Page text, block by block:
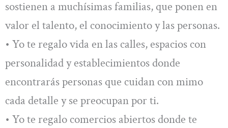
sostienen a muchísimas familias, que ponen en
valor el talento, el conocimiento y las personas.
• Yo te regalo vida en las calles, espacios con
personalidad y establecimientos donde
encontrarás personas que cuidan con mimo
cada detalle y se preocupan por ti.
• Yo te regalo comercios abiertos donde te